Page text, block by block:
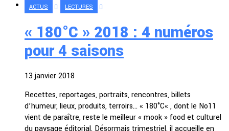
ACTUS LECTURES
« 180°C » 2018 : 4 numéros
pour 4 saisons
13 janvier 2018
Recettes, reportages, portraits, rencontres, billets
d’humeur, lieux, produits, terroirs… « 180°C« , dont le No11
vient de paraître, reste le meilleur « mook » food et culturel
du paysage éditorial. Désormais trimestriel, il accueille en